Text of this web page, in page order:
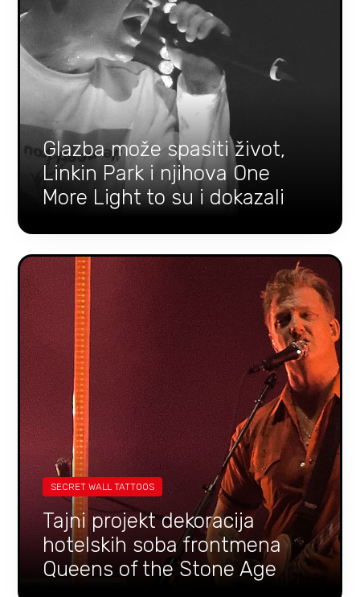
Glazba može spasiti život,
Linkin Park i njihova One
More Light to su i dokazali
SECRET WALL TATTOOS
Tajni projekt dekoracija
hotelskih soba frontmena
Queens of the Stone Age